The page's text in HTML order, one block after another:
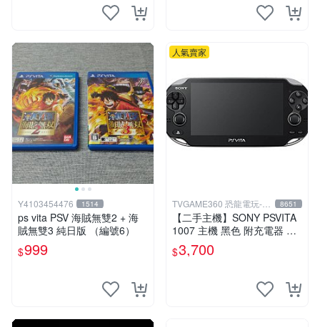
Y4103454476 1514
ps vita PSV 海賊無雙2 + 海
賊無雙3 純日版 （編號6）
$999
人氣賣家
TVGAME360 恐龍電玩-台
中店
8651
【二手主機】SONY PSVITA
1007 主機 黑色 附充電器 US
B傳輸線 PS VITA PSV【台中
恐龍電玩】
$3,700